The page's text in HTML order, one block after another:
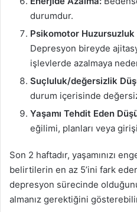
durumdur.
Psikomotor
Depresyon bireyde
işlevlerde azalmaya
Suçluluk/değersizlik
durum içerisinde
Yaşamı Tehdit Eden
eğilimi, planları veya
Son 2 haftadır, yaşamınızı
belirtilerin en az 5’ini fark
depresyon sürecinde
almanız gerektiğini